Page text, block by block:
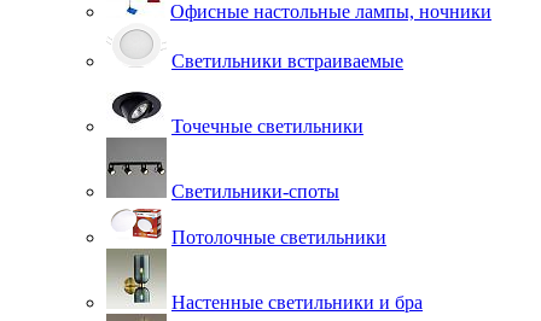
Офисные настольные лампы, ночники
Светильники встраиваемые
Точечные светильники
Светильники-споты
Потолочные светильники
Настенные светильники и бра